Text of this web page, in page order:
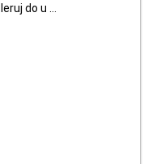
do u ...